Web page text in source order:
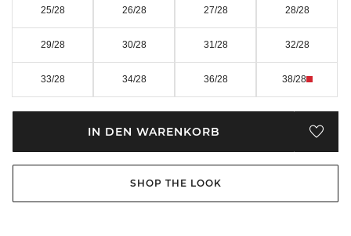
25/28 26/28 27/28 28/28
29/28 30/28 31/28 32/28
33/28 34/28 36/28 38/28
IN DEN WARENKORB
SHOP THE LOOK